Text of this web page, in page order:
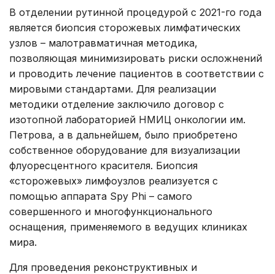
В отделении рутинной процедурой с 2021-го года
является биопсия сторожевых лимфатических
узлов – малотравматичная методика,
позволяющая минимизировать риски осложнений
и проводить лечение пациентов в соответствии с
мировыми стандартами. Для реализации
методики отделение заключило договор с
изотопной лабораторией НМИЦ онкологии им.
Петрова, а в дальнейшем, было приобретено
собственное оборудование для визуализации
флуоресцентного красителя. Биопсия
«сторожевых» лимфоузлов реализуется с
помощью аппарата Spy Phi – самого
совершенного и многофункционального
оснащения, применяемого в ведущих клиниках
мира.
Для проведения реконструктивных и